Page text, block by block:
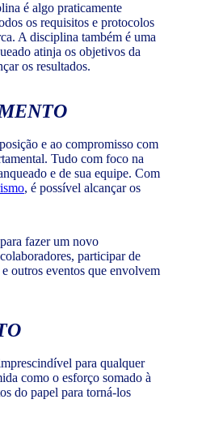
é algo praticamente
os requisitos e protocolos
A disciplina também é uma
atinja os objetivos da
os resultados.
e ao compromisso com
Tudo com foco na
e de sua equipe. Com
, é possível alcançar os
fazer um novo
participar de
outros eventos que envolvem
para qualquer
como o esforço somado à
do papel para torná-los